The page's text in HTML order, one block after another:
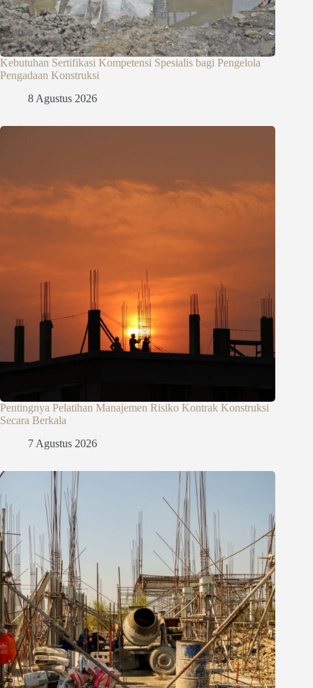
Kebutuhan Sertifikasi Kompetensi Spesialis bagi Pengelola
Pengadaan Konstruksi
8 Agustus 2026
Pentingnya Pelatihan Manajemen Risiko Kontrak Konstruksi
Secara Berkala
7 Agustus 2026